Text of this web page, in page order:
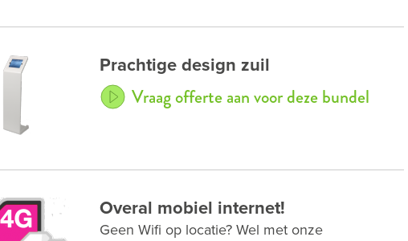
Prachtige design zuil
Vraag offerte aan voor deze bundel
Overal mobiel internet!
Geen Wifi op locatie? Wel met onze